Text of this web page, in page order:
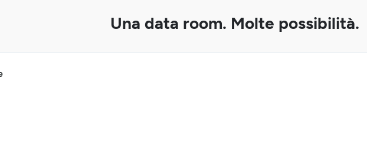
Una data room. Molte possibilità.